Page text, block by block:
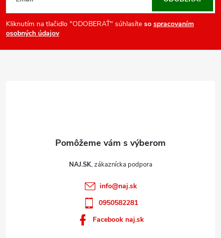
p
r
v
k
i
Kliknutím na tlačidlo "ODOBERAŤ" súhlasíte so spracovaním
osobných údajov
NAJ.SK
info@naj.sk
0950582281
Facebook naj.sk